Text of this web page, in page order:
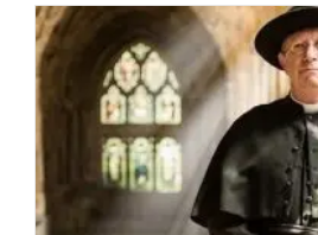
Segredo
Do
Padre
Detetive